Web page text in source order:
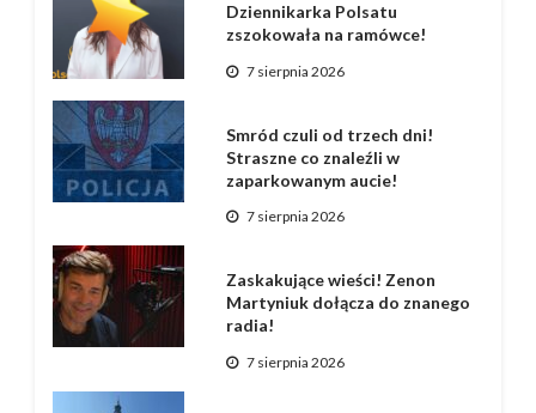
Dziennikarka Polsatu
zszokowała na ramówce!
7 sierpnia 2026
Smród czuli od trzech dni!
Straszne co znaleźli w
zaparkowanym aucie!
7 sierpnia 2026
Zaskakujące wieści! Zenon
Martyniuk dołącza do znanego
radia!
7 sierpnia 2026